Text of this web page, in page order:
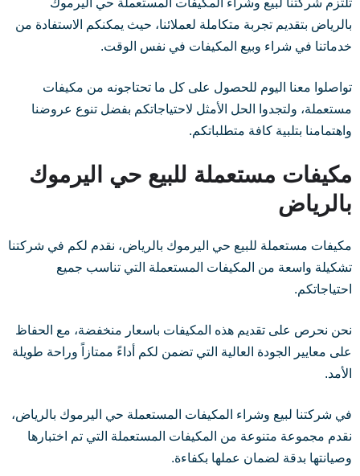
تلتزم شركتنا لبيع وشراء المكيفات المستعملة حي اليرموك
بالرياض بتقديم تجربة متكاملة لعملائنا، حيث يمكنكم الاستفادة من
خدماتنا في شراء وبيع المكيفات في نفس الوقت.
تواصلوا معنا اليوم للحصول على كل ما تحتاجونه من مكيفات
مستعملة، ولتجدوا الحل الأمثل لاحتياجاتكم بفضل تنوع عروضنا
واهتمامنا بتلبية كافة متطلباتكم.
مكيفات مستعملة للبيع حي اليرموك
بالرياض
مكيفات مستعملة للبيع حي اليرموك بالرياض، نقدم لكم في شركتنا
تشكيلة واسعة من المكيفات المستعملة التي تناسب جميع
احتياجاتكم.
نحن نحرص على تقديم هذه المكيفات باسعار منخفضة، مع الحفاظ
على معايير الجودة العالية التي تضمن لكم أداءً ممتازاً وراحة طويلة
الأمد.
في شركتنا لبيع وشراء المكيفات المستعملة حي اليرموك بالرياض،
نقدم مجموعة متنوعة من المكيفات المستعملة التي تم اختبارها
وصيانتها بدقة لضمان عملها بكفاءة.